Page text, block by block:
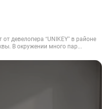
девелопера “UNIKEY” в районе
В окружении много пар...